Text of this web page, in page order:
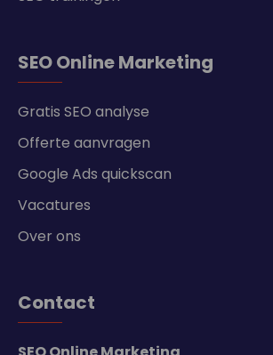
SEO Online Marketing
Gratis SEO analyse
Offerte aanvragen
Google Ads quickscan
Vacatures
Over ons
Contact